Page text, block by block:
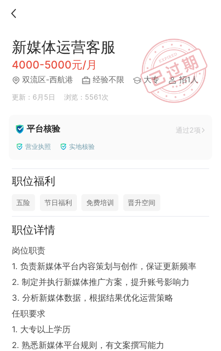
新媒体运营客服
4000-5000元/月
双流区-西航港 经验不限 大专 招1人
更新：6月5日 浏览：5561次
平台核验 通过2项
营业执照 实地核验
职位福利
五险 节日福利 免费培训 晋升空间
职位详情
岗位职责
1. 负责新媒体平台内容策划与创作，保证更新频率
2. 制定并执行新媒体推广方案，提升账号影响力
3. 分析新媒体数据，根据结果优化运营策略
任职要求
1. 大专以上学历
2. 熟悉新媒体平台规则，有文案撰写能力